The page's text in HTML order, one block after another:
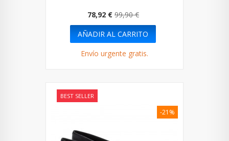
78,92 € 99,90 €
AÑADIR AL CARRITO
Envío urgente gratis.
BEST SELLER
-21%